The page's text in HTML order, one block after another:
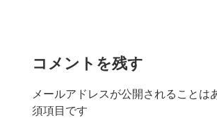
コメントを残す
メールアドレスが公開されることは
須項目です